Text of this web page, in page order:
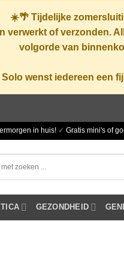
☀️🌴 Tijdelijke
verwerkt of verzonden.
volgorde van
wenst iedereen een
in huis! ✓ Gratis mini's of
GEZONDHEID